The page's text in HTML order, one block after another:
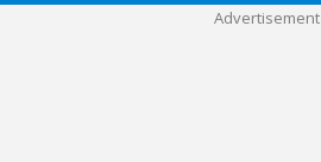
Advertisement